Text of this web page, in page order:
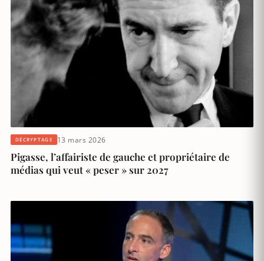
DÉCRYPTAGE 13 mars 2026
Pigasse, l’affairiste de gauche et propriétaire de
médias qui veut « peser » sur 2027